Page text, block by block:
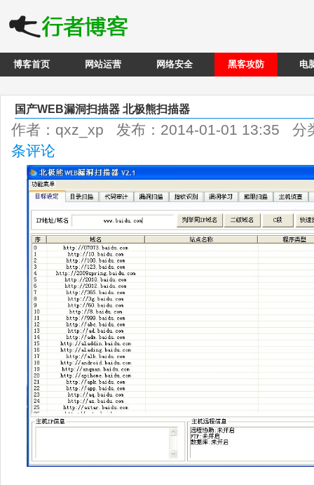
博客首页 网站运营 网络安全 黑客攻防 电
国产WEB漏洞扫描器 北极熊扫描器
作者：qxz_xp 发布：2014-01-01 13:35 分
条评论